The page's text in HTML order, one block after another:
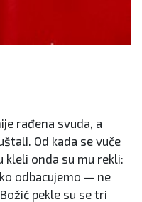
rađena svuda, a
Od kada se vuče
kleli onda su mu rekli:
odbacujemo — ne
pekle su se tri